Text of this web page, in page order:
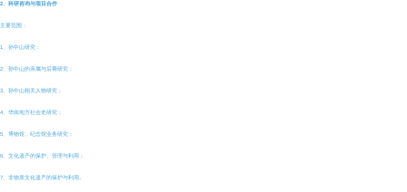
2、科研咨询与项目合作
主要范围：
1、孙中山研究；
2、孙中山的亲属与后裔研究；
3、孙中山相关人物研究；
4、华南地方社会史研究；
5、博物馆、纪念馆业务研究；
6、文化遗产的保护、管理与利用；
7、非物质文化遗产的保护与利用。